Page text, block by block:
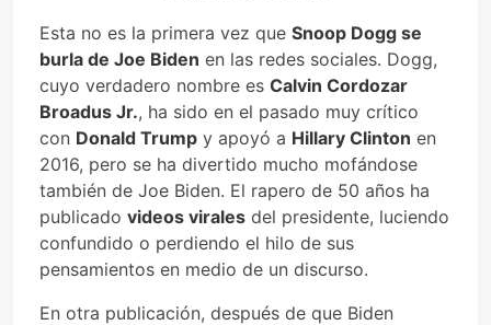
Esta no es la primera vez que Snoop Dogg se
burla de Joe Biden en las redes sociales. Dogg,
cuyo verdadero nombre es Calvin Cordozar
Broadus Jr., ha sido en el pasado muy crítico
con Donald Trump y apoyó a Hillary Clinton en
2016, pero se ha divertido mucho mofándose
también de Joe Biden. El rapero de 50 años ha
publicado videos virales del presidente, luciendo
confundido o perdiendo el hilo de sus
pensamientos en medio de un discurso.
En otra publicación, después de que Biden